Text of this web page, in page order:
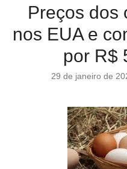
Preços dos
nos EUA e
por R$
29 de janeiro de